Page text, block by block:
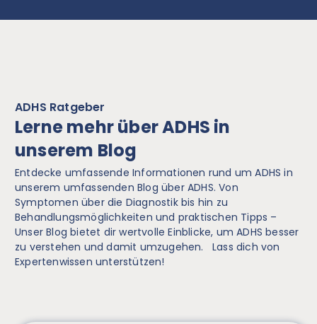
ADHS Ratgeber
Lerne mehr über ADHS in
unserem Blog
Entdecke umfassende Informationen rund um ADHS in
unserem umfassenden Blog über ADHS. Von
Symptomen über die Diagnostik bis hin zu
Behandlungsmöglichkeiten und praktischen Tipps –
Unser Blog bietet dir wertvolle Einblicke, um ADHS besser
zu verstehen und damit umzugehen. Lass dich von
Expertenwissen unterstützen!